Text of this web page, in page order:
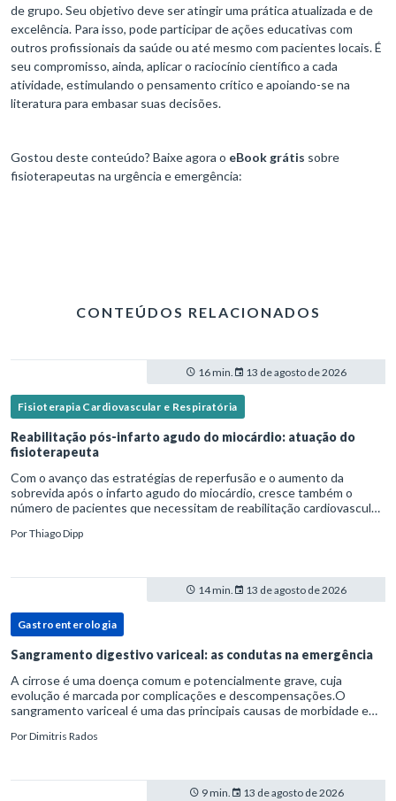
de grupo. Seu objetivo deve ser atingir uma prática atualizada e de
excelência. Para isso, pode participar de ações educativas com
outros profissionais da saúde ou até mesmo com pacientes locais. É
seu compromisso, ainda, aplicar o raciocínio científico a cada
atividade, estimulando o pensamento crítico e apoiando-se na
literatura para embasar suas decisões.
Gostou deste conteúdo? Baixe agora o eBook grátis sobre
fisioterapeutas na urgência e emergência:
CONTEÚDOS RELACIONADOS
16 min. 13 de agosto de 2026
Fisioterapia Cardiovascular e Respiratória
Reabilitação pós-infarto agudo do miocárdio: atuação do
fisioterapeuta
Com o avanço das estratégias de reperfusão e o aumento da
sobrevida após o infarto agudo do miocárdio, cresce também o
número de pacientes que necessitam de reabilitação cardiovascular
PorThiago Dipp
14 min. 13 de agosto de 2026
Gastroenterologia
Sangramento digestivo variceal: as condutas na emergência
A cirrose é uma doença comum e potencialmente grave, cuja
evolução é marcada por complicações e descompensações.O
sangramento variceal é uma das principais causas de morbidade e
hipertensão port
PorDimitris Rados
9 min. 13 de agosto de 2026